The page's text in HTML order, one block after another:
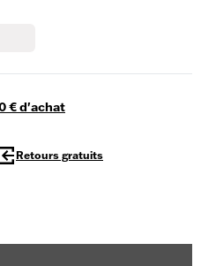
€ d'achat
Retours gratuits